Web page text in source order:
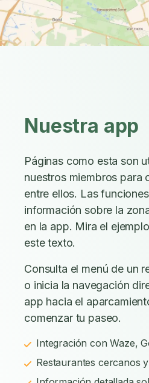
Nuestra app
Páginas como esta son
nuestros miembros para
entre ellos. Las
información sobre la
en la app. Mira el
este texto.
Consulta el menú de un
o inicia la navegación
app hacia el
comenzar tu paseo.
Integración con Waze,
Restaurantes cercanos